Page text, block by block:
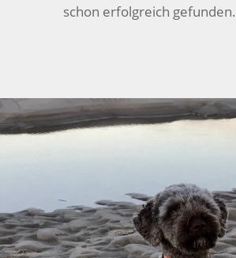
schon erfolgreich gefunden.